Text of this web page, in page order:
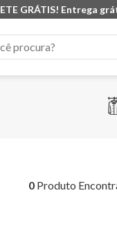
GRÁTIS! Entrega
0 Produto